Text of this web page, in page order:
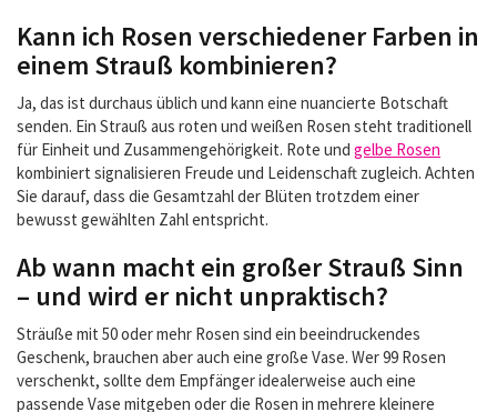
Kann ich Rosen verschiedener Farben in
einem Strauß kombinieren?
Ja, das ist durchaus üblich und kann eine nuancierte Botschaft
senden. Ein Strauß aus roten und weißen Rosen steht traditionell
für Einheit und Zusammengehörigkeit. Rote und gelbe Rosen
kombiniert signalisieren Freude und Leidenschaft zugleich. Achten
Sie darauf, dass die Gesamtzahl der Blüten trotzdem einer
bewusst gewählten Zahl entspricht.
Ab wann macht ein großer Strauß Sinn
– und wird er nicht unpraktisch?
Sträuße mit 50 oder mehr Rosen sind ein beeindruckendes
Geschenk, brauchen aber auch eine große Vase. Wer 99 Rosen
verschenkt, sollte dem Empfänger idealerweise auch eine
passende Vase mitgeben oder die Rosen in mehrere kleinere